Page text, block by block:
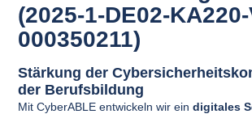
(2025-1-DE02-
000350211)
Stärkung der
der Berufsbildung
Mit CyberABLE entwickeln wir eindigitales